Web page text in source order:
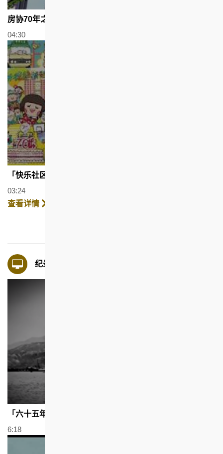
房协70年之快乐社区篇 - 精华版
04:30
「快乐社区」屋邨艺术壁画计划 (广东话配以繁体字幕)
03:24
查看详情
纪录片
「六十五年致力改善房屋」短片 (2013年)
6:18